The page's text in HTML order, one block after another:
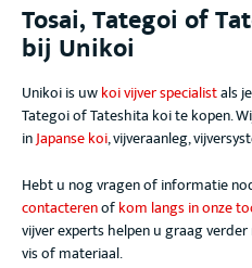
Tosai, Tategoi of
bij Unikoi
Unikoi is uwkoi vijver specialistals
Tategoi of Tateshita koi te kopen.
inJapanse koi, vijveraanleg,
Hebt u nog vragen of informatie
contacterenofkom langs in onze
vijver experts helpen u graag
vis of materiaal.